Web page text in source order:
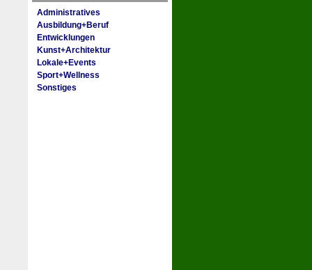
Administratives
Ausbildung+Beruf
Entwicklungen
Kunst+Architektur
Lokale+Events
Sport+Wellness
Sonstiges